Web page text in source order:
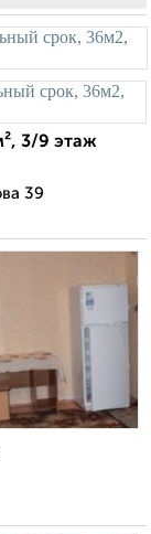
3/9 этаж
39